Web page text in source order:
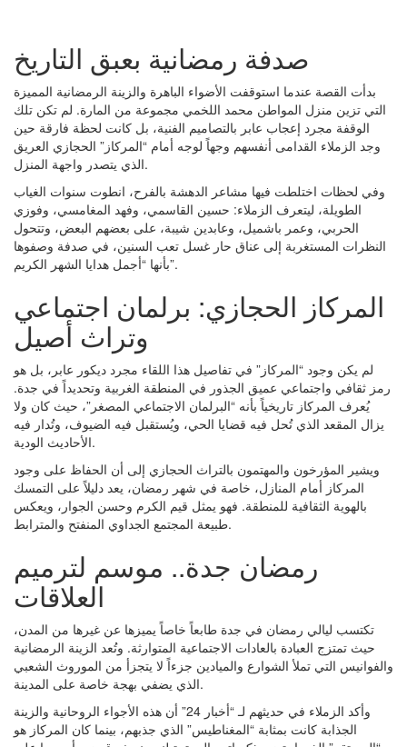
صدفة رمضانية بعبق التاريخ
بدأت القصة عندما استوقفت الأضواء الباهرة والزينة الرمضانية المميزة
التي تزين منزل المواطن محمد اللخمي مجموعة من المارة. لم تكن تلك
الوقفة مجرد إعجاب عابر بالتصاميم الفنية، بل كانت لحظة فارقة حين
وجد الزملاء القدامى أنفسهم وجهاً لوجه أمام “المركاز” الحجازي العريق
الذي يتصدر واجهة المنزل.
وفي لحظات اختلطت فيها مشاعر الدهشة بالفرح، انطوت سنوات الغياب
الطويلة، ليتعرف الزملاء: حسين القاسمي، وفهد المغامسي، وفوزي
الحربي، وعمر باشميل، وعابدين شيبة، على بعضهم البعض، وتتحول
النظرات المستغربة إلى عناق حار غسل تعب السنين، في صدفة وصفوها
بأنها “أجمل هدايا الشهر الكريم”.
المركاز الحجازي: برلمان اجتماعي
وتراث أصيل
لم يكن وجود “المركاز” في تفاصيل هذا اللقاء مجرد ديكور عابر، بل هو
رمز ثقافي واجتماعي عميق الجذور في المنطقة الغربية وتحديداً في جدة.
يُعرف المركاز تاريخياً بأنه “البرلمان الاجتماعي المصغر”، حيث كان ولا
يزال المقعد الذي تُحل فيه قضايا الحي، ويُستقبل فيه الضيوف، وتُدار فيه
الأحاديث الودية.
ويشير المؤرخون والمهتمون بالتراث الحجازي إلى أن الحفاظ على وجود
المركاز أمام المنازل، خاصة في شهر رمضان، يعد دليلاً على التمسك
بالهوية الثقافية للمنطقة. فهو يمثل قيم الكرم وحسن الجوار، ويعكس
طبيعة المجتمع الجداوي المنفتح والمترابط.
رمضان جدة.. موسم لترميم
العلاقات
تكتسب ليالي رمضان في جدة طابعاً خاصاً يميزها عن غيرها من المدن،
حيث تمتزج العبادة بالعادات الاجتماعية المتوارثة. وتُعد الزينة الرمضانية
والفوانيس التي تملأ الشوارع والميادين جزءاً لا يتجزأ من الموروث الشعبي
الذي يضفي بهجة خاصة على المدينة.
وأكد الزملاء في حديثهم لـ “أخبار 24” أن هذه الأجواء الروحانية والزينة
الجذابة كانت بمثابة “المغناطيس” الذي جذبهم، بينما كان المركاز هو